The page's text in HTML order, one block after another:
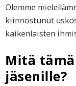
Olemme
kiinnostunut
kaikenlaisten
Mitä
jäsenille?